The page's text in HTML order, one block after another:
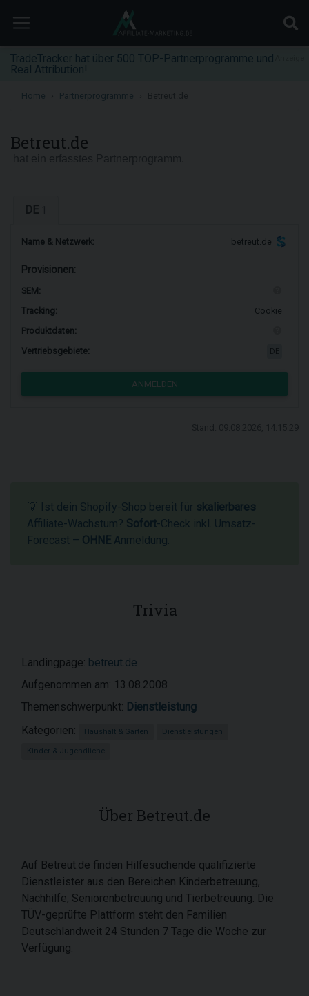
TradeTracker hat über 500 TOP-Partnerprogramme und
Real Attribution!
Home Partnerprogramme
Betreut.de
DE
Name & Netzwerk: betreut.de
Provisionen:
SEM:
Tracking:
Cookie
Produktdaten:
Vertriebsgebiete:
ANMELDEN
💡 Ist dein Shopify-Shop bereit für skalierbares
Affiliate-Wachstum? Sofort-Check inkl. Umsatz-
Forecast – OHNE Anmeldung.
Trivia
Landingpage: betreut.de
Aufgenommen am: 13.08.2008
Themenschwerpunkt: Dienstleistung
Kategorien:
Haushalt & Garten Dienstleistungen
Kinder & Jugendliche
Über Betreut.de
Auf Betreut.de finden Hilfesuchende qualifizierte
Dienstleister aus den Bereichen Kinderbetreuung,
Nachhilfe, Seniorenbetreuung und Tierbetreuung. Die
TÜV-geprüfte Plattform steht den Familien
Deutschlandweit 24 Stunden 7 Tage die Woche zur
Verfügung.